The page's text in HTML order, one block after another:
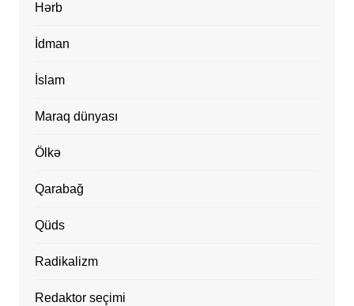
Hərb
İdman
İslam
Maraq dünyası
Ölkə
Qarabağ
Qüds
Radikalizm
Redaktor seçimi